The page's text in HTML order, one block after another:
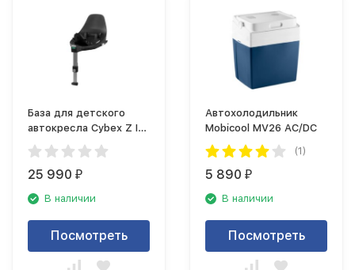
База для детского
автокресла Cybex Z I
size
25 990 ₽
В наличии
Посмотреть
Автохолодильник
Mobicool MV26 AC/DC
(1)
5 890 ₽
В наличии
Посмотреть